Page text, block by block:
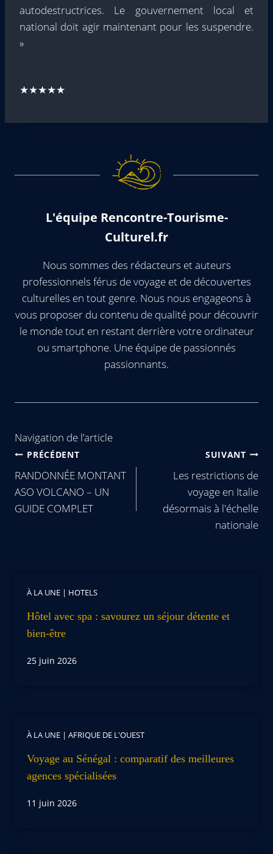
autodestructrices. Le gouvernement local et
national doit agir maintenant pour les suspendre.
»
★★★★★
L'équipe Rencontre-Tourisme-
Culturel.fr
Nous sommes des rédacteurs et auteurs
professionnels férus de voyage et de découvertes
culturelles en tout genre. Nous nous engageons à
vous proposer du contenu de qualité pour découvrir
le monde tout en restant derrière votre ordinateur
ou smartphone. Une équipe de passionnés
passionnants.
Navigation de l’article
PRÉCÉDENT
RANDONNÉE MONTANT
ASO VOLCANO – UN
GUIDE COMPLET
SUIVANT
Les restrictions de
voyage en Italie
désormais à l'échelle
nationale
À LA UNE | HOTELS
Hôtel avec spa : savourez un séjour détente et
bien-être
25 juin 2026
À LA UNE | AFRIQUE DE L'OUEST
Voyage au Sénégal : comparatif des meilleures
agences spécialisées
11 juin 2026